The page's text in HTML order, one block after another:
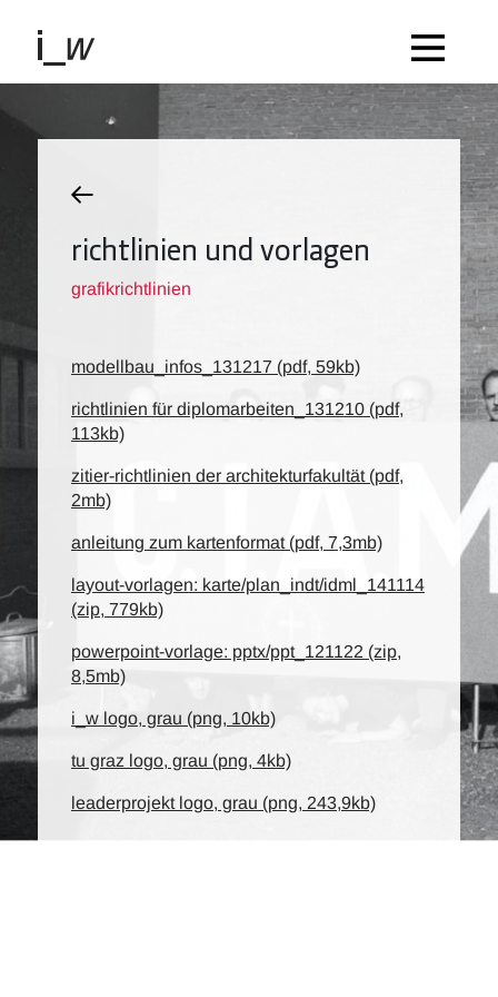
richtlinien und vorlagen
grafikrichtlinien
modellbau_infos_131217 (pdf, 59kb)
richtlinien für diplomarbeiten_131210 (pdf,
113kb)
zitier-richtlinien der architekturfakultät (pdf,
2mb)
anleitung zum kartenformat (pdf, 7,3mb)
layout-vorlagen: karte/plan_indt/idml_141114
(zip, 779kb)
powerpoint-vorlage: pptx/ppt_121122 (zip,
8,5mb)
i_w logo, grau (png, 10kb)
tu graz logo, grau (png, 4kb)
leaderprojekt logo, grau (png, 243,9kb)